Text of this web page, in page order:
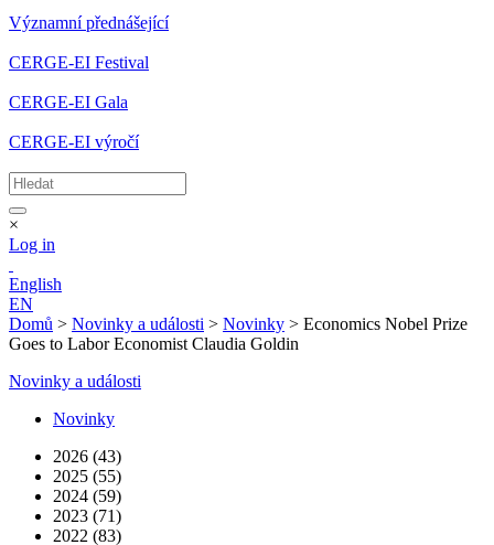
Významní přednášející
CERGE-EI Festival
CERGE-EI Gala
CERGE-EI výročí
×
Log in
English
EN
Domů > Novinky a události > Novinky > Economics Nobel Prize
Goes to Labor Economist Claudia Goldin
Novinky a události
Novinky
2026 (43)
2025 (55)
2024 (59)
2023 (71)
2022 (83)